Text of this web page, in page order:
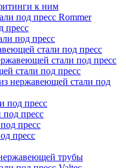
к ним
под пресс Rommer
пресс
под пресс
стали под пресс
стали под пресс
стали под пресс
нержавеющей стали под
под пресс
пресс
пресс
пресс
трубы